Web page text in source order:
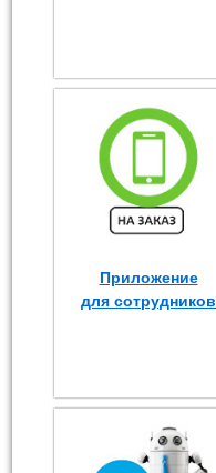
Приложение
для сотрудников